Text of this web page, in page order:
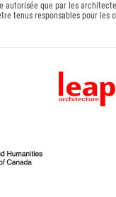
que par les
tenus responsables pour les